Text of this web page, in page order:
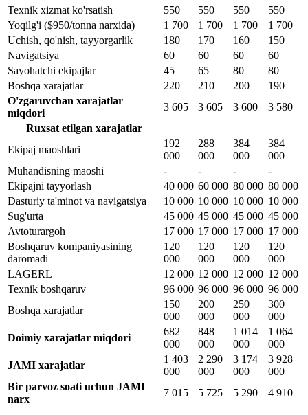
Texnik xizmat ko'rsatish
550 550 550
550
Yoqilg'i ($950/tonna narxida)
1 700 1 700 1 700
1 700
Uchish, qo'nish, tayyorgarlik
180 170 160
150
Navigatsiya
60 60 60
60
Sayohatchi ekipajlar
45 65 80
80
Boshqa xarajatlar
220 210 200
190
O'zgaruvchan xarajatlar
miqdori
3 605 3 605 3 600
3 580
Ruxsat etilgan xarajatlar
Ekipaj maoshlari
192
000
288
000
384
000
384
000
Muhandisning maoshi
- - -
-
Ekipajni tayyorlash
40 000 60 000 80 000 80 000
Dasturiy ta'minot va navigatsiya
10 000 10 000 10 000 10 000
Sug'urta
45 000 45 000 45 000 45 000
Avtoturargoh
17 000 17 000 17 000 17 000
Boshqaruv kompaniyasining
daromadi
120
000
120
000
120
000
120
000
LAGERL
12 000 12 000 12 000 12 000
Texnik boshqaruv
96 000 96 000 96 000 96 000
Boshqa xarajatlar
150
000
200
000
250
000
300
000
Doimiy xarajatlar miqdori
682
000
848
000
1 014
000
1 064
000
JAMI xarajatlar
1 403
000
2 290
000
3 174
000
3 928
000
Bir parvoz soati uchun JAMI
narx
7 015 5 725 5 290 4 910